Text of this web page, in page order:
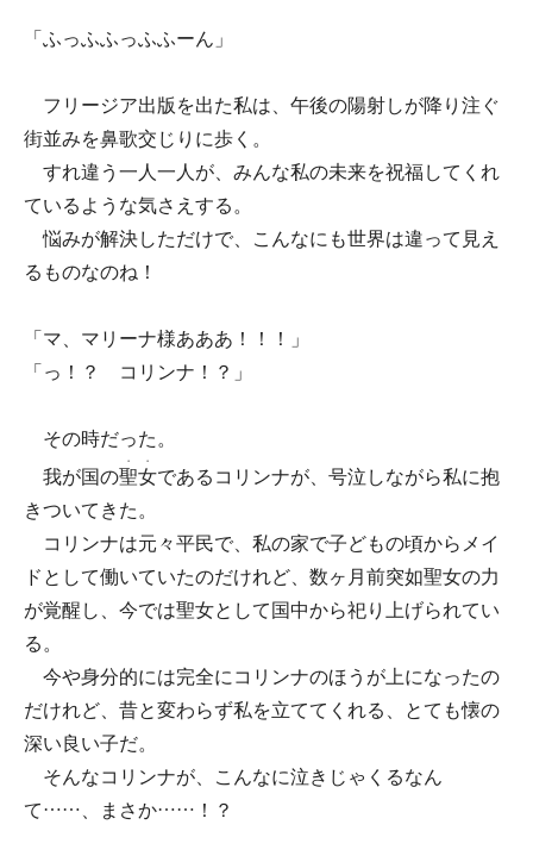
「ふっふふっふふーん」
フリージア出版を出た私は、午後の陽射しが降り注ぐ
街並みを鼻歌交じりに歩く。
すれ違う一人一人が、みんな私の未来を祝福してくれ
ているような気さえする。
悩みが解決しただけで、こんなにも世界は違って見え
るものなのね！
「マ、マリーナ様あああ！！！」
「っ！？ コリンナ！？」
その時だった。
我が国の聖
・
女
・
であるコリンナが、号泣しながら私に抱
きついてきた。
コリンナは元々平民で、私の家で子どもの頃からメイ
ドとして働いていたのだけれど、数ヶ月前突如聖女の力
が覚醒し、今では聖女として国中から祀り上げられてい
る。
今や身分的には完全にコリンナのほうが上になったの
だけれど、昔と変わらず私を立ててくれる、とても懐の
深い良い子だ。
そんなコリンナが、こんなに泣きじゃくるなん
て……、まさか……！？